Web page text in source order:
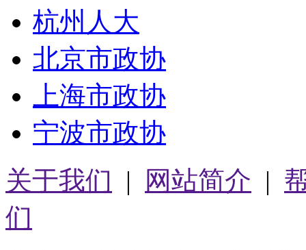
杭州人大
北京市政协
上海市政协
宁波市政协
关于我们 | 网站简介 |
们